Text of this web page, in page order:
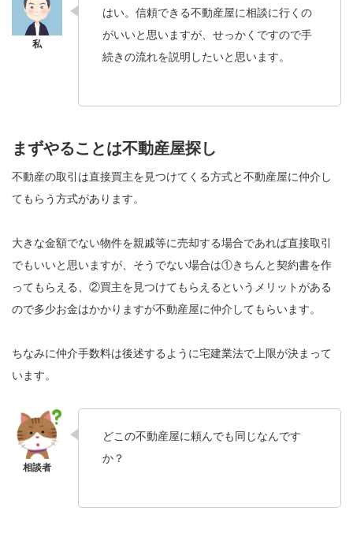
はい。信頼できる不動産屋に相談に行くの
がいいと思いますが、せっかくですので手
続きの流れを説明したいと思います。
まずやることは不動産屋探し
不動産の取引は直接買主を見つけてくる方式と不動産屋に仲介し
てもらう方式があります。
大きな金額でない物件を親戚等に売却する場合であれば直接取引
でもいいと思いますが、そうでない場合は①きちんと契約書を作
ってもらえる、②買主を見つけてもらえるというメリットがある
ので多少お金はかかりますが不動産屋に仲介してもらいます。
ちなみに仲介手数料は後述するように宅建業法で上限が決まって
います。
どこの不動産屋に頼んでも同じなんです
か？